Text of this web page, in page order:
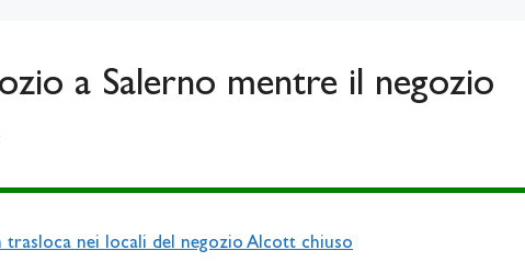
a Salerno mentre il negozio